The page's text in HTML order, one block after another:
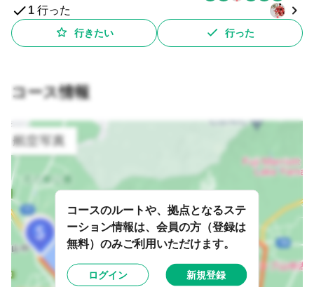
1 行った
行きたい 行った
コース情報
コースのルートや、拠点となるステ
ーション情報は、会員の方（登録は
無料）のみご利用いただけます。
ログイン 新規登録